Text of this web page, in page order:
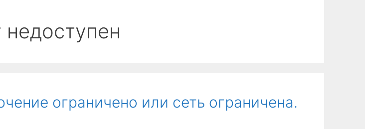
недоступен
ограничено или сеть ограничена.